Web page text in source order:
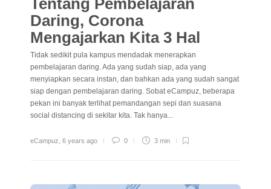
Daring, Corona
Mengajarkan Kita 3 Hal
Tidak sedikit pula kampus mendadak menerapkan
pembelajaran daring. Ada yang sudah siap, ada yang
menyiapkan secara instan, dan bahkan ada yang sudah sangat
siap dengan pembelajaran daring. Sobat eCampuz, beberapa
pekan ini banyak terlihat pemandangan sepi dan suasana
social distancing di sekitar kita. Tak hanya...
eCampuz 6 years ago 0 3 min